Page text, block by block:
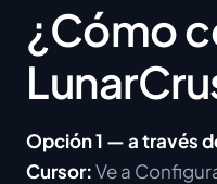
¿Cómo
Opción 1 — a través
Cursor:Ve a